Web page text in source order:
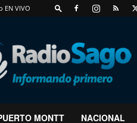
EN VIVO
MONTT NACIONAL